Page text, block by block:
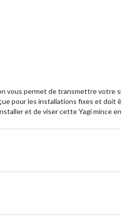
vous permet de transmettre votre
pour les installations fixes et doit
et de viser cette Yagi mince